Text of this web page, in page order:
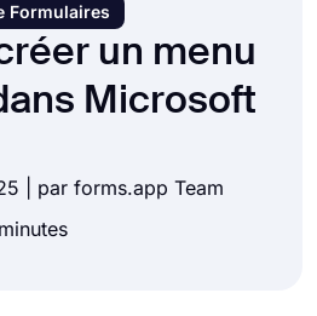
Formulaires
un menu
Microsoft
| par forms.app Team